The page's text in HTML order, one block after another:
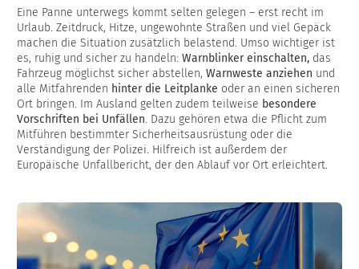
Eine Panne unterwegs kommt selten gelegen – erst recht im
Urlaub. Zeitdruck, Hitze, ungewohnte Straßen und viel Gepäck
machen die Situation zusätzlich belastend. Umso wichtiger ist
es, ruhig und sicher zu handeln: Warnblinker einschalten, das
Fahrzeug möglichst sicher abstellen, Warnweste anziehen und
alle Mitfahrenden hinter die Leitplanke oder an einen sicheren
Ort bringen. Im Ausland gelten zudem teilweise besondere
Vorschriften bei Unfällen. Dazu gehören etwa die Pflicht zum
Mitführen bestimmter Sicherheitsausrüstung oder die
Verständigung der Polizei. Hilfreich ist außerdem der
Europäische Unfallbericht, der den Ablauf vor Ort erleichtert.